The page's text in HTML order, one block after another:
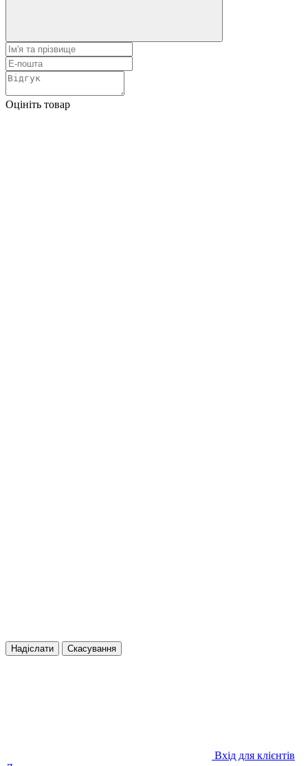
Оцініть товар
Надіслати Скасування
Вхід для клієнтів